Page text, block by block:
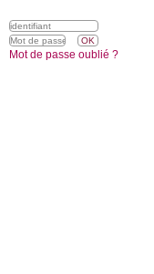
Mot de passe oublié ?